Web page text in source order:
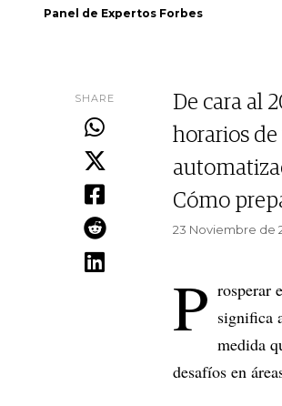
Panel de Expertos Forbes
SHARE
De cara al
horarios
Cómo
23 Noviembre de
P rosperar
significa
medida
desafíos en